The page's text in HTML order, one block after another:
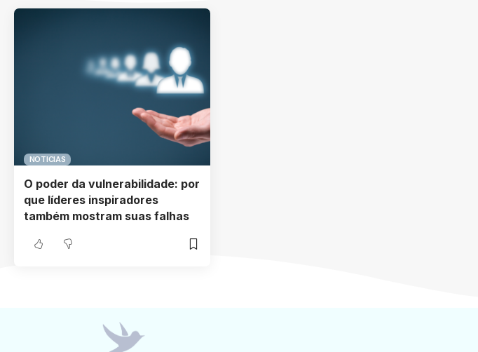
NOTICIAS
O poder da vulnerabilidade: por
que líderes inspiradores
também mostram suas falhas